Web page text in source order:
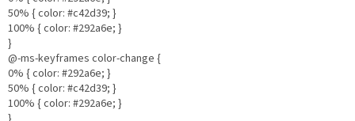
50% { color: #c42d39; }
100% { color: #292a6e; }
}
@-ms-keyframes color-change {
0% { color: #292a6e; }
50% { color: #c42d39; }
100% { color: #292a6e; }